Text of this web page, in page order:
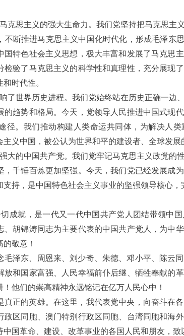
克思主义的强大生命力。我们党坚持把马克思主
不断推进马克思主义中国化时代化，形成毛泽东
国特色社会主义思想，极大丰富和发展了马克思
检验了马克思主义的科学性和真理性，充分展现
时代性。
了世界历史进程。我们党始终站在历史正确一边
的趋势和格局。今天，党领导人民推进中国式现
径。我们推动构建人类命运共同体，为解决人
义中国，被公认为世界和平的建设者、全球发展
大的中国共产党。我们党牢记马克思主义政党的
，千锤百炼更加坚强。今天，我们党已经发展成
持，是中国特色社会主义事业的坚强领导核心，
成就，是一代又一代中国共产党人团结带领中
、胡锦涛同志为主要代表的中国共产党人，为中
敬意！
毛泽东、周恩来、刘少奇、朱德、邓小平、陈云
放和国家富强、人民幸福前仆后继、牺牲奉献的
他们的崇高精神永远铭记在亿万人民心中！
真正的英雄。在这里，我代表党中央，向奋斗在
政区同胞、澳门特别行政区同胞、台湾同胞和海
国革命、建设、改革事业的各国人民和朋友，致